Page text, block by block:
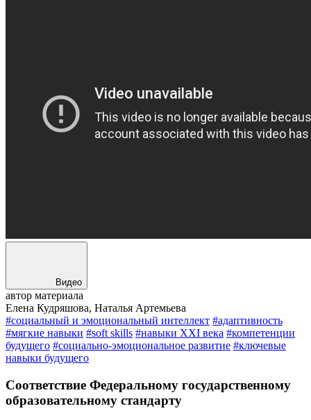
Видео
автор материала
Елена Кудряшова, Наталья Артемьева
#социальный и эмоциональный интеллект #адаптивность
#мягкие навыки #soft skills #навыки XXI века #компетенции
будущего #социально-эмоциональное развитие #ключевые
навыки будущего
Соответствие Федеральному государственному
образовательному стандарту